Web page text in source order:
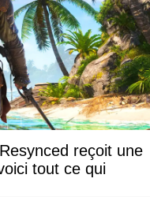
reçoit une
tout ce qui